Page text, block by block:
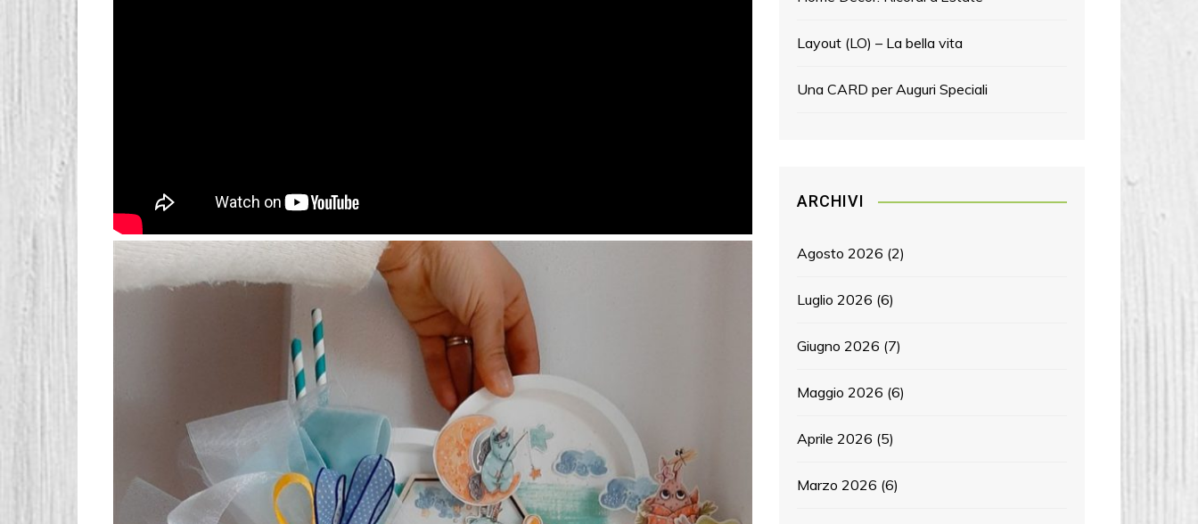
Layout (LO) – La bella vita
Una CARD per Auguri Speciali
ARCHIVI
Agosto 2026 (2)
Luglio 2026 (6)
Giugno 2026 (7)
Maggio 2026 (6)
Aprile 2026 (5)
Marzo 2026 (6)